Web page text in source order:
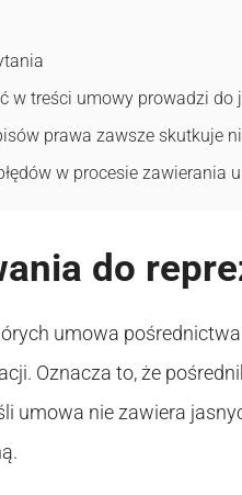
w treści umowy prowadzi do
prawa zawsze skutkuje
w procesie zawierania
do
umowa
Oznacza to, że
umowa nie zawiera